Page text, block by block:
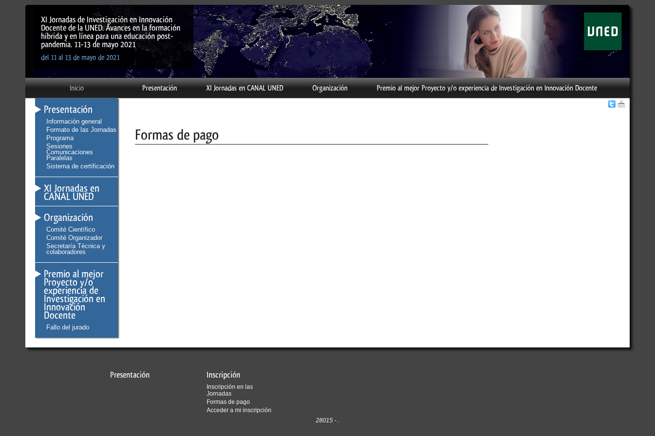
XI Jornadas de Investigación en Innovación
Docente de la UNED. Avances en la formación
híbrida y en línea para una educación post-
pandemia. 11-13 de mayo 2021
del 11 al 13 de mayo de 2021
Inicio Presentación XI Jornadas en CANAL UNED Organización Premio al mejor Proyecto y/o experiencia de Investigación en Innovación Docente
Presentación
Información general
Formato de las Jornadas
Programa
Sesiones
Comunicaciones
Paralelas
Sistema de certificación
XI Jornadas en
CANAL UNED
Organización
Comité Cientìfico
Comité Organizador
Secretaría Técnica y
colaboradores
Premio al mejor
Proyecto y/o
experiencia de
Investigación en
Innovación
Docente
Fallo del jurado
Formas de pago
Presentación Inscripción
Inscripción en las
Jornadas
Formas de pago
Acceder a mi inscripción
28015 - .